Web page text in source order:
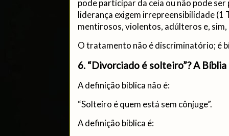
pode participar da ceia ou não pode
liderança exigem irrepreensibilidade
mentirosos, violentos, adúlteros e,
O tratamento não é discriminatório; é
6. “Divorciado é solteiro”? A
A definição bíblica não é:
“Solteiro é quem está sem cônjuge”.
A definição bíblica é: